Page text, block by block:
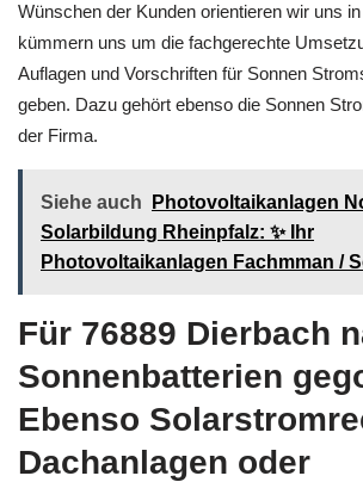
Wünschen der Kunden orientieren wir uns
kümmern uns um die fachgerechte
Auflagen und Vorschriften für Sonnen
geben. Dazu gehört ebenso die Sonnen
der Firma.
Siehe auch
Photovoltaikanlagen
Solarbildung Rheinpfalz: ✨ Ihr
Photovoltaikanlagen Fachmman /
Für 76889 Dierbach
Sonnenbatterien
Ebenso
Dachanlagen oder